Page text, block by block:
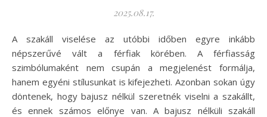
2025.08.17.
A szakáll viselése az utóbbi időben egyre inkább
népszerűvé vált a férfiak körében. A férfiasság
szimbólumaként nem csupán a megjelenést formálja,
hanem egyéni stílusunkat is kifejezheti. Azonban sokan úgy
döntenek, hogy bajusz nélkül szeretnék viselni a szakállt,
és ennek számos előnye van. A bajusz nélküli szakáll